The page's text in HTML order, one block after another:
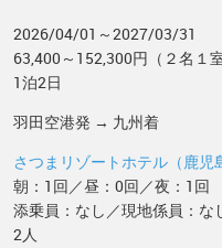
2026/04/01～2027/03/31
63,400～152,300円（２名１室
1泊2日
羽田空港発 → 九州着
さつまリゾートホテル（鹿児
朝：1回／昼：0回／夜：1回
添乗員：なし／現地係員：な
2人